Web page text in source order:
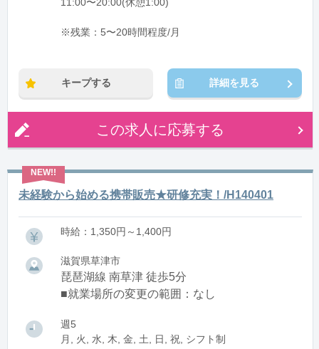
※残業：5〜20時間程度/月
キープする 詳細を見る
この求人に応募する
未経験から始める携帯販売★研修充実！/H140401
時給：1,350円～1,400円
滋賀県草津市
琵琶湖線 南草津 徒歩5分
■就業場所の変更の範囲：なし
週5
月, 火, 水, 木, 金, 土, 日, 祝, シフト制